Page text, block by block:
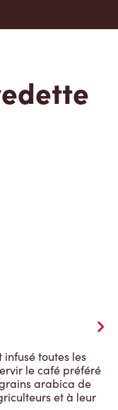
toutes les
le café préféré
arabica de
et à leur